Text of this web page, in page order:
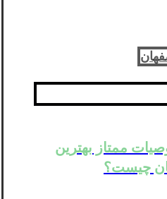
ممتاز بهترین
چیست؟